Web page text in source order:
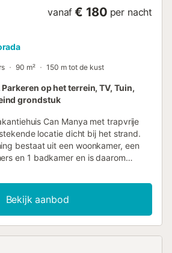
vanaf € 180 per nacht
90 m² 150 m tot de kust
op het terrein, TV, Tuin,
grondstuk
Can Manya met trapvrije
locatie dicht bij het strand.
bestaat uit een woonkamer, een
en 1 badkamer en is daarom
en een wasmachine. Deze
niet: Wi-Fi, airconditioning en
biedt een privé
zwembad, tuin, overdekt terras en
Bekijk aanbod